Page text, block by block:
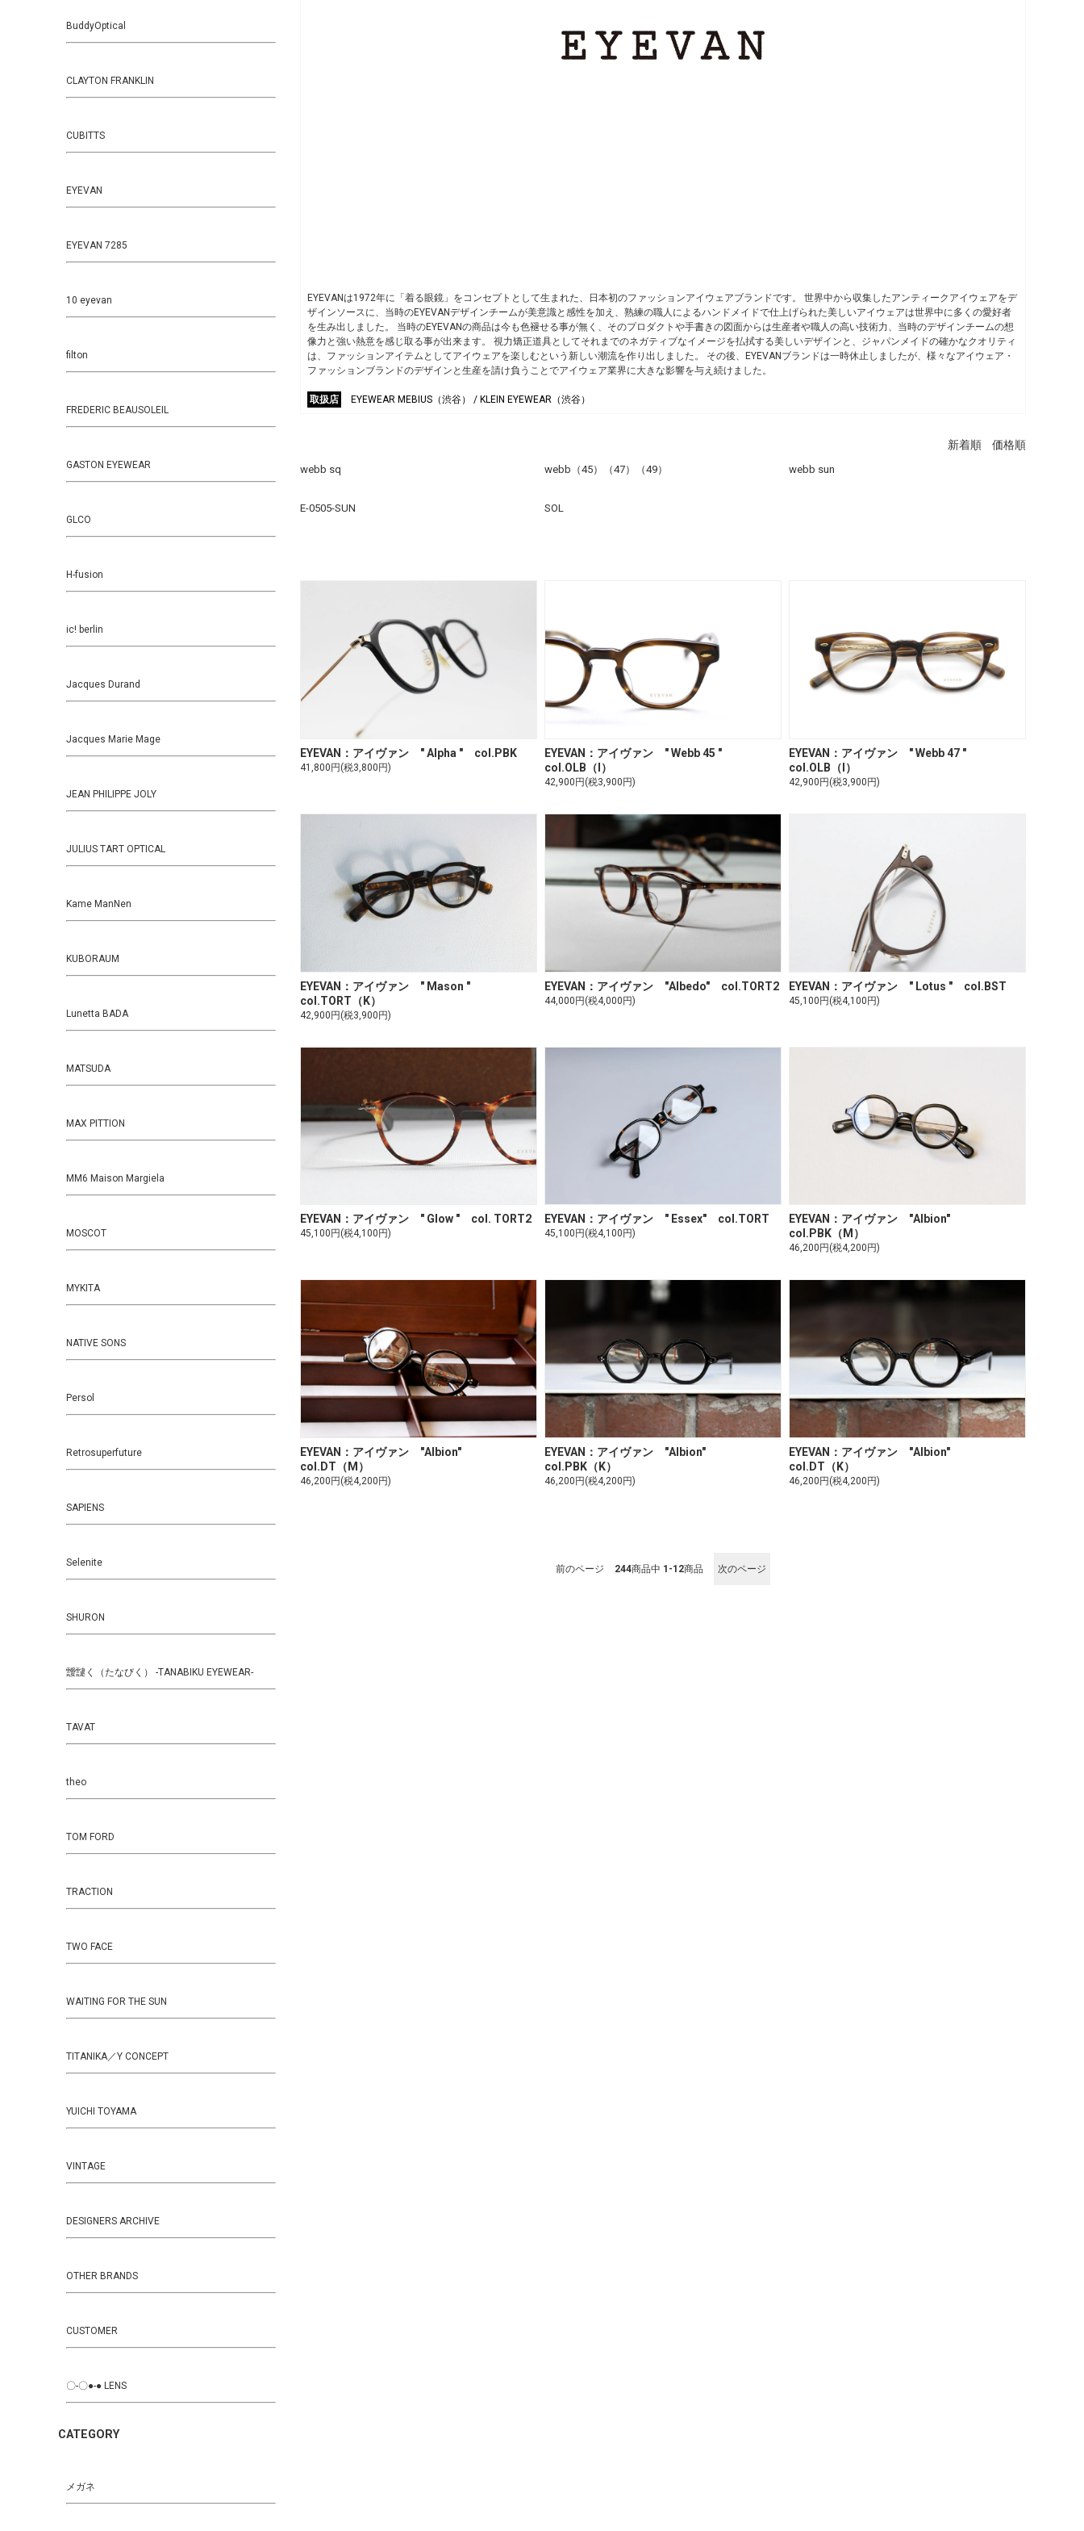
EYEVANは1972年に「着る眼鏡」をコンセプトとして生まれた、日本初のファッションアイウェアブランドです。 世界中から収集したアンティークアイウェアをデ
ザインソースに、当時のEYEVANデザインチームが美意識と感性を加え、熟練の職人によるハンドメイドで仕上げられた美しいアイウェアは世界中に多くの愛好者
を生み出しました。 当時のEYEVANの商品は今も色褪せる事が無く、そのプロダクトや手書きの図面からは生産者や職人の高い技術力、当時のデザインチームの想
像力と強い熱意を感じ取る事が出来ます。 視力矯正道具としてそれまでのネガティブなイメージを払拭する美しいデザインと、ジャパンメイドの確かなクオリティ
は、ファッションアイテムとしてアイウェアを楽しむという新しい潮流を作り出しました。 その後、EYEVANブランドは一時休止しましたが、様々なアイウェア・
ファッションブランドのデザインと生産を請け負うことでアイウェア業界に大きな影響を与え続けました。
取扱店 EYEWEAR MEBIUS（渋谷） / KLEIN EYEWEAR（渋谷）
新着順 価格順
webb sq webb（45）（47）（49） webb sun
E-0505-SUN SOL
EYEVAN：アイヴァン " Alpha " col.PBK
41,800円(税3,800円)
EYEVAN：アイヴァン " Webb 45 "
col.OLB（I）
42,900円(税3,900円)
EYEVAN：アイヴァン " Webb 47 "
col.OLB（I）
42,900円(税3,900円)
EYEVAN：アイヴァン " Mason "
col.TORT（K）
42,900円(税3,900円)
EYEVAN：アイヴァン "Albedo" col.TORT2
44,000円(税4,000円)
EYEVAN：アイヴァン " Lotus " col.BST
45,100円(税4,100円)
EYEVAN：アイヴァン " Glow " col. TORT2
45,100円(税4,100円)
EYEVAN：アイヴァン " Essex" col.TORT
45,100円(税4,100円)
EYEVAN：アイヴァン "Albion"
col.PBK（M）
46,200円(税4,200円)
EYEVAN：アイヴァン "Albion"
col.DT（M）
46,200円(税4,200円)
EYEVAN：アイヴァン "Albion"
col.PBK（K）
46,200円(税4,200円)
EYEVAN：アイヴァン "Albion"
col.DT（K）
46,200円(税4,200円)
前のページ 244商品中 1-12商品 次のページ
BuddyOptical
CLAYTON FRANKLIN
CUBITTS
EYEVAN
EYEVAN 7285
10 eyevan
filton
FREDERIC BEAUSOLEIL
GASTON EYEWEAR
GLCO
H-fusion
ic! berlin
Jacques Durand
Jacques Marie Mage
JEAN PHILIPPE JOLY
JULIUS TART OPTICAL
Kame ManNen
KUBORAUM
Lunetta BADA
MATSUDA
MAX PITTION
MM6 Maison Margiela
MOSCOT
MYKITA
NATIVE SONS
Persol
Retrosuperfuture
SAPIENS
Selenite
SHURON
靉靆く（たなびく） -TANABIKU EYEWEAR-
TAVAT
theo
TOM FORD
TRACTION
TWO FACE
WAITING FOR THE SUN
TITANIKA／Y CONCEPT
YUICHI TOYAMA
VINTAGE
DESIGNERS ARCHIVE
OTHER BRANDS
CUSTOMER
〇-〇●-● LENS
CATEGORY
メガネ